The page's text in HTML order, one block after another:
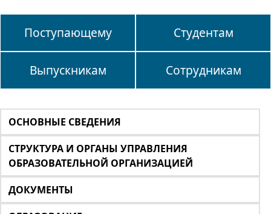
Поступающему Студентам
Выпускникам Сотрудникам
ОСНОВНЫЕ СВЕДЕНИЯ
СТРУКТУРА И ОРГАНЫ УПРАВЛЕНИЯ
ОБРАЗОВАТЕЛЬНОЙ ОРГАНИЗАЦИЕЙ
ДОКУМЕНТЫ